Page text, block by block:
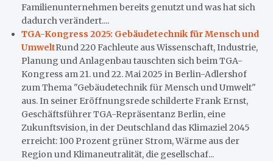
Familienunternehmen bereits genutzt und was hat sich
dadurch verändert....
TGA-Kongress 2025: Gebäudetechnik für Mensch und
UmweltRund 220 Fachleute aus Wissenschaft, Industrie,
Planung und Anlagenbau tauschten sich beim TGA-
Kongress am 21. und 22. Mai 2025 in Berlin-Adlershof
zum Thema "Gebäudetechnik für Mensch und Umwelt"
aus. In seiner Eröffnungsrede schilderte Frank Ernst,
Geschäftsführer TGA-Repräsentanz Berlin, eine
Zukunftsvision, in der Deutschland das Klimaziel 2045
erreicht: 100 Prozent grüner Strom, Wärme aus der
Region und Klimaneutralität, die gesellschaf...